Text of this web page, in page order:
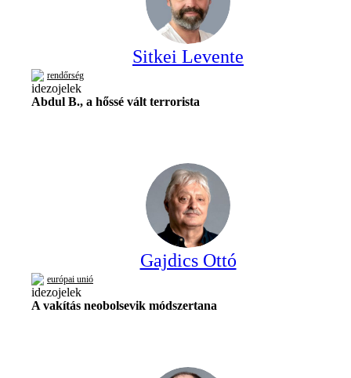
Sitkei Levente
rendőrség
Abdul B., a hőssé vált terrorista
Gajdics Ottó
európai unió
A vakítás neobolsevik módszertana